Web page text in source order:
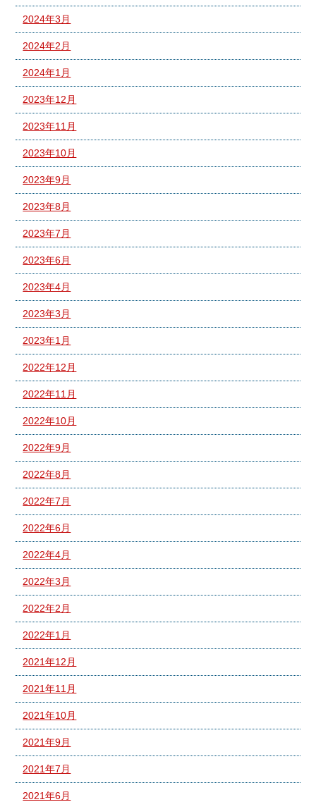
2024年3月
2024年2月
2024年1月
2023年12月
2023年11月
2023年10月
2023年9月
2023年8月
2023年7月
2023年6月
2023年4月
2023年3月
2023年1月
2022年12月
2022年11月
2022年10月
2022年9月
2022年8月
2022年7月
2022年6月
2022年4月
2022年3月
2022年2月
2022年1月
2021年12月
2021年11月
2021年10月
2021年9月
2021年7月
2021年6月